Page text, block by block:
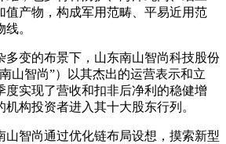
值产物，构成军用范畴、平易近用范
。
变的布景下，山东南山智尚科技股份
山智尚”）以其杰出的运营表示和立
度实现了营收和扣非后净利的稳健增
构投资者进入其十大股东行列。
智尚通过优化链布局设想，摸索新型